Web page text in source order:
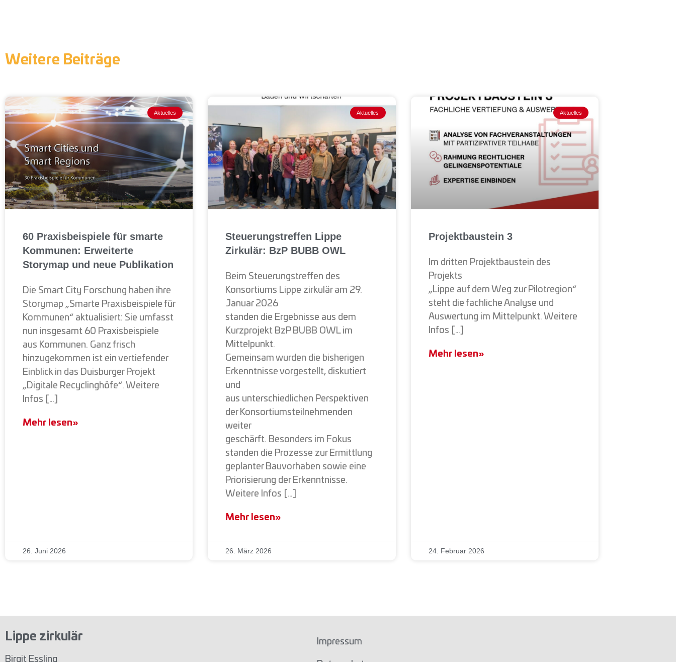
Weitere Beiträge
Aktuelles
60 Praxisbeispiele für smarte
Kommunen: Erweiterte
Storymap und neue Publikation
Die Smart City Forschung haben ihre
Storymap „Smarte Praxisbeispiele für
Kommunen“ aktualisiert: Sie umfasst
nun insgesamt 60 Praxisbeispiele
aus Kommunen. Ganz frisch
hinzugekommen ist ein vertiefender
Einblick in das Duisburger Projekt
„Digitale Recyclinghöfe“. Weitere
Infos […]
Mehr lesen»
26. Juni 2026
Aktuelles
Steuerungstreffen Lippe
Zirkulär: BzP BUBB OWL
Beim Steuerungstreffen des
Konsortiums Lippe zirkulär am 29.
Januar 2026
standen die Ergebnisse aus dem
Kurzprojekt BzP BUBB OWL im
Mittelpunkt.
Gemeinsam wurden die bisherigen
Erkenntnisse vorgestellt, diskutiert
und
aus unterschiedlichen Perspektiven
der Konsortiumsteilnehmenden
weiter
geschärft. Besonders im Fokus
standen die Prozesse zur Ermittlung
geplanter Bauvorhaben sowie eine
Priorisierung der Erkenntnisse.
Weitere Infos […]
Mehr lesen»
26. März 2026
Aktuelles
Projektbaustein 3
Im dritten Projektbaustein des
Projekts
„Lippe auf dem Weg zur Pilotregion“
steht die fachliche Analyse und
Auswertung im Mittelpunkt. Weitere
Infos […]
Mehr lesen»
24. Februar 2026
Lippe zirkulär
Birgit Essling
Impressum